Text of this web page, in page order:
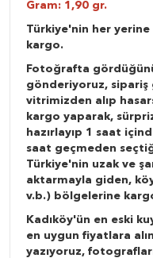
Gram: 1,90 gr.
Türkiye'nin her
kargo.
Fotoğrafta
gönderiyoruz, sipariş
vitrimizden alıp
kargo yaparak,
hazırlayıp 1 saat
saat geçmeden
Türkiye'nin uzak ve
aktarmayla giden,
v.b.) bölgelerine
Kadıköy'ün en eski
en uygun fiyatlara
yazıyoruz,